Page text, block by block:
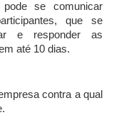
pode se comunicar
que se
e responder as
até 10 dias.
contra a qual